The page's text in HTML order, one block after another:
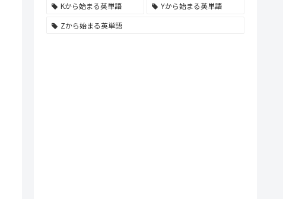
Kから始まる英単語
Yから始まる英単語
Zから始まる英単語